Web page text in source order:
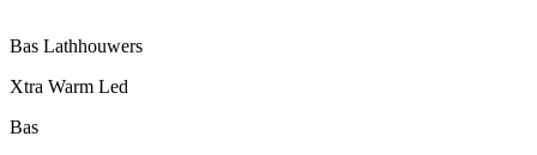
Bas Lathhouwers
Xtra Warm Led
Bas